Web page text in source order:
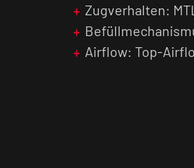
Zugverhalten:
Airflow: Top-